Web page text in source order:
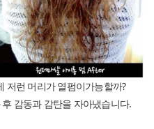
저런 머리가 열펌이가능할까?
감동과 감탄을 자아냈습니다.